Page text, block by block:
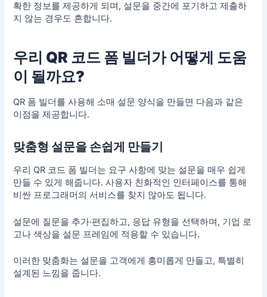
확한 정보를 제공하게 되며, 설문을 중간에 포기하고 제출하
지 않는 경우도 흔합니다.
우리 QR 코드 폼 빌더가 어떻게 도움
이 될까요?
QR 폼 빌더를 사용해 소매 설문 양식을 만들면 다음과 같은
이점을 제공합니다.
맞춤형 설문을 손쉽게 만들기
우리 QR 코드 폼 빌더는 요구 사항에 맞는 설문을 매우 쉽게
만들 수 있게 해줍니다. 사용자 친화적인 인터페이스를 통해
비싼 프로그래머의 서비스를 찾지 않아도 됩니다.
설문에 질문을 추가·편집하고, 응답 유형을 선택하며, 기업 로
고나 색상을 설문 프레임에 적용할 수 있습니다.
이러한 맞춤화는 설문을 고객에게 흥미롭게 만들고, 특별히
설계된 느낌을 줍니다.